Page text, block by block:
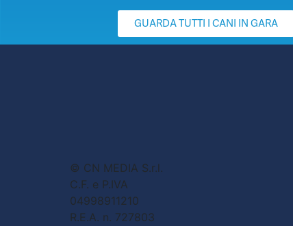
GUARDA TUTTI I CANI IN GARA
© CN MEDIA S.r.l.
C.F. e P.IVA
04998911210
R.E.A. n. 727803